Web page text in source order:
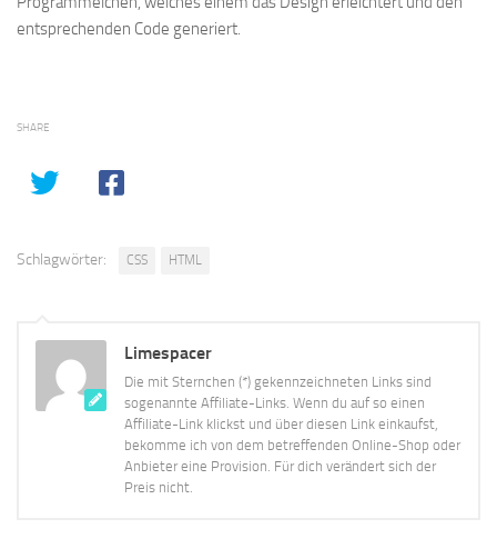
entsprechenden Code generiert.
SHARE
Schlagwörter: CSS HTML
Limespacer
Die mit Sternchen (*) gekennzeichneten Links sind
sogenannte Affiliate-Links. Wenn du auf so einen
Affiliate-Link klickst und über diesen Link einkaufst,
bekomme ich von dem betreffenden Online-Shop oder
Anbieter eine Provision. Für dich verändert sich der
Preis nicht.